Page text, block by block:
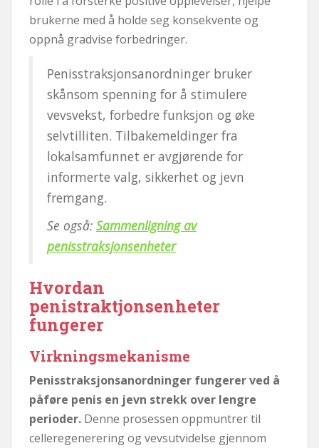
brukerne med å holde seg konsekvente og
oppnå gradvise forbedringer.
Penisstraksjonsanordninger bruker
skånsom spenning for å stimulere
vevsvekst, forbedre funksjon og øke
selvtilliten. Tilbakemeldinger fra
lokalsamfunnet er avgjørende for
informerte valg, sikkerhet og jevn
fremgang.
Se også: Sammenligning av
penisstraksjonsenheter
Hvordan
penistraktjonsenheter
fungerer
Virkningsmekanisme
Penisstraksjonsanordninger fungerer ved å
påføre penis en jevn strekk over lengre
perioder. Denne prosessen oppmuntrer til
celleregenerering og vevsutvidelse gjennom